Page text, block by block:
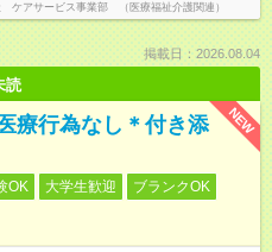
ケアサービス事業部 （医療福祉介護関連）
掲載日：2026.08.04
読
NEW
療行為なし＊付き添
OK 大学生歓迎
ブランクOK